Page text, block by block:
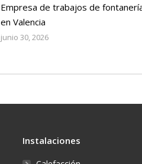
Empresa de trabajos de
en Valencia
junio 30, 2026
Instalaciones